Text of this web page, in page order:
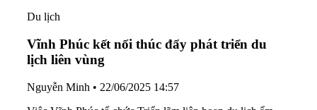
Du lịch
Vĩnh Phúc kết nối thúc đẩy phát triển du
lịch liên vùng
Nguyễn Minh • 22/06/2025 14:57